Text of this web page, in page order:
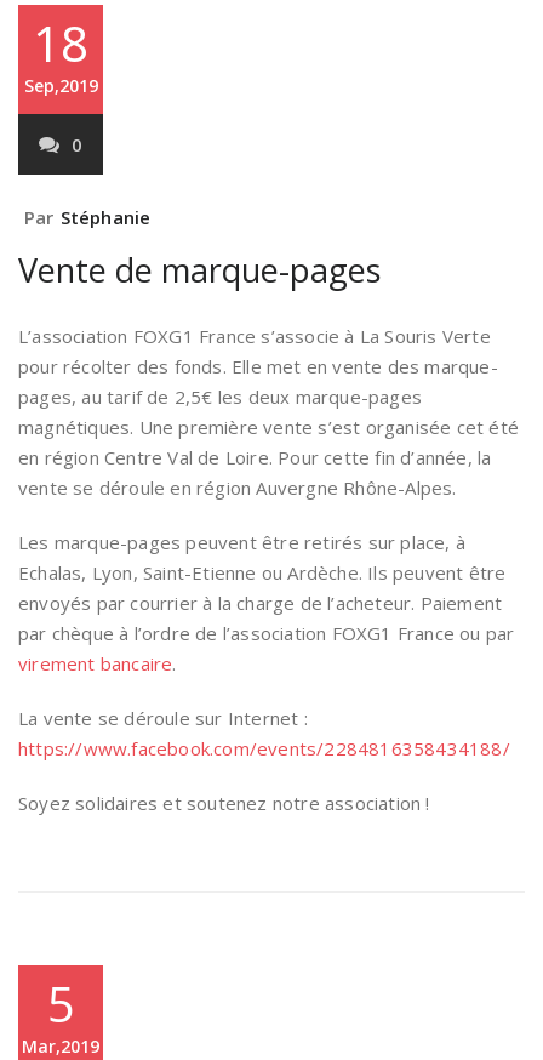
18
Sep,2019
0
Par Stéphanie
Vente de marque-pages
L’association FOXG1 France s’associe à La Souris Verte
pour récolter des fonds. Elle met en vente des marque-
pages, au tarif de 2,5€ les deux marque-pages
magnétiques. Une première vente s’est organisée cet été
en région Centre Val de Loire. Pour cette fin d’année, la
vente se déroule en région Auvergne Rhône-Alpes.
Les marque-pages peuvent être retirés sur place, à
Echalas, Lyon, Saint-Etienne ou Ardèche. Ils peuvent être
envoyés par courrier à la charge de l’acheteur. Paiement
par chèque à l’ordre de l’association FOXG1 France ou par
virement bancaire.
La vente se déroule sur Internet :
https://www.facebook.com/events/2284816358434188/
Soyez solidaires et soutenez notre association !
5
Mar,2019